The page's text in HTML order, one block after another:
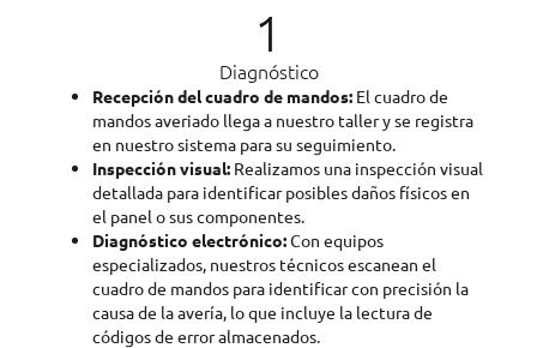
1
Diagnóstico
Recepción del cuadro de mandos: El cuadro de
mandos averiado llega a nuestro taller y se registra
en nuestro sistema para su seguimiento.
Inspección visual: Realizamos una inspección visual
detallada para identificar posibles daños físicos en
el panel o sus componentes.
Diagnóstico electrónico:Con equipos
especializados, nuestros técnicos escanean el
cuadro de mandos para identificar con precisión la
causa de la avería, lo que incluye la lectura de
códigos de error almacenados.